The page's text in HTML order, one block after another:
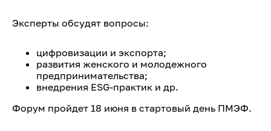
Эксперты обсудят вопросы:
цифровизации и экспорта;
развития женского и молодежного
предпринимательства;
внедрения ESG-практик и др.
Форум пройдет 18 июня в стартовый день ПМЭФ.